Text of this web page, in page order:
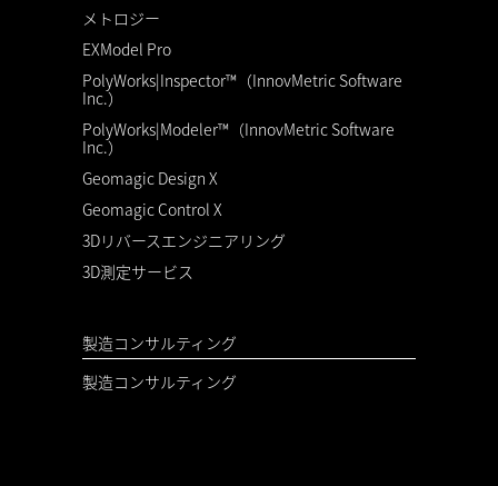
メトロジー
EXModel Pro
PolyWorks|Inspector™（InnovMetric Software
Inc.）
PolyWorks|Modeler™（InnovMetric Software
Inc.）
Geomagic Design X
Geomagic Control X
3Dリバースエンジニアリング
3D測定サービス
製造コンサルティング
製造コンサルティング